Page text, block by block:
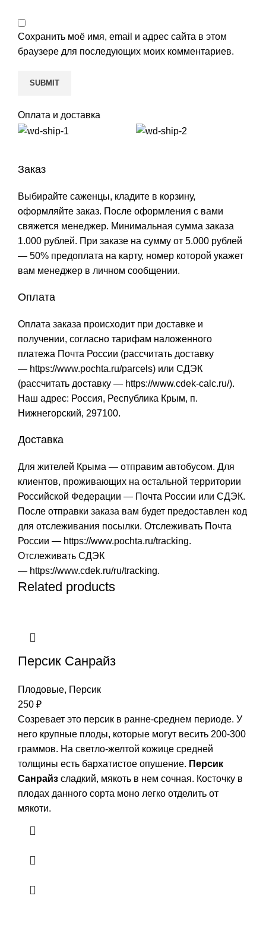
Сохранить моё имя, email и адрес сайта в этом
браузере для последующих моих комментариев.
Оплата и доставка
Заказ
Выбирайте саженцы, кладите в корзину,
оформляйте заказ. После оформления с вами
свяжется менеджер. Минимальная сумма заказа
1.000 рублей. При заказе на сумму от 5.000 рублей
— 50% предоплата на карту, номер которой укажет
вам менеджер в личном сообщении.
Оплата
Оплата заказа происходит при доставке и
получении, согласно тарифам наложенного
платежа Почта России (рассчитать доставку
— https://www.pochta.ru/parcels) или СДЭК
(рассчитать доставку — https://www.cdek-calc.ru/).
Наш адрес: Россия, Республика Крым, п.
Нижнегорский, 297100.
Доставка
Для жителей Крыма — отправим автобусом. Для
клиентов, проживающих на остальной территории
Российской Федерации — Почта России или СДЭК.
После отправки заказа вам будет предоставлен код
для отслеживания посылки. Отслеживать Почта
России — https://www.pochta.ru/tracking.
Отслеживать СДЭК
— https://www.cdek.ru/ru/tracking.
Related products
Персик Санрайз
Плодовые, Персик
250 ₽
Созревает это персик в ранне-среднем периоде. У
него крупные плоды, которые могут весить 200-300
граммов. На светло-желтой кожице средней
толщины есть бархатистое опушение. Персик
Санрайз сладкий, мякоть в нем сочная. Косточку в
плодах данного сорта моно легко отделить от
мякоти.